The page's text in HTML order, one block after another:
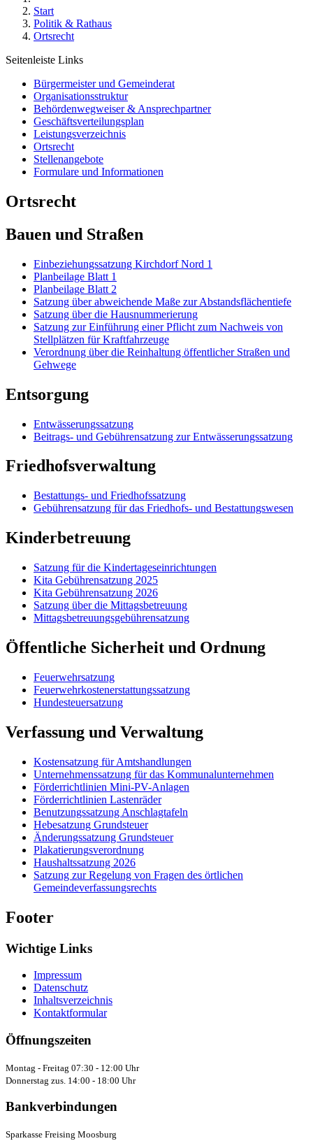
Start
Politik & Rathaus
Ortsrecht
Seitenleiste Links
Bürgermeister und Gemeinderat
Organisationsstruktur
Behördenwegweiser & Ansprechpartner
Geschäftsverteilungsplan
Leistungsverzeichnis
Ortsrecht
Stellenangebote
Formulare und Informationen
Ortsrecht
Bauen und Straßen
Einbeziehungssatzung Kirchdorf Nord 1
Planbeilage Blatt 1
Planbeilage Blatt 2
Satzung über abweichende Maße zur Abstandsflächentiefe
Satzung über die Hausnummerierung
Satzung zur Einführung einer Pflicht zum Nachweis von
Stellplätzen für Kraftfahrzeuge
Verordnung über die Reinhaltung öffentlicher Straßen und
Gehwege
Entsorgung
Entwässerungssatzung
Beitrags- und Gebührensatzung zur Entwässerungssatzung
Friedhofsverwaltung
Bestattungs- und Friedhofssatzung
Gebührensatzung für das Friedhofs- und Bestattungswesen
Kinderbetreuung
Satzung für die Kindertageseinrichtungen
Kita Gebührensatzung 2025
Kita Gebührensatzung 2026
Satzung über die Mittagsbetreuung
Mittagsbetreuungsgebührensatzung
Öffentliche Sicherheit und Ordnung
Feuerwehrsatzung
Feuerwehrkostenerstattungssatzung
Hundesteuersatzung
Verfassung und Verwaltung
Kostensatzung für Amtshandlungen
Unternehmenssatzung für das Kommunalunternehmen
Förderrichtlinien Mini-PV-Anlagen
Förderrichtlinien Lastenräder
Benutzungssatzung Anschlagtafeln
Hebesatzung Grundsteuer
Änderungssatzung Grundsteuer
Plakatierungsverordnung
Haushaltssatzung 2026
Satzung zur Regelung von Fragen des örtlichen
Gemeindeverfassungsrechts
Footer
Wichtige Links
Impressum
Datenschutz
Inhaltsverzeichnis
Kontaktformular
Öffnungszeiten
Montag - Freitag 07:30 - 12:00 Uhr
Donnerstag zus. 14:00 - 18:00 Uhr
Bankverbindungen
Sparkasse Freising Moosburg